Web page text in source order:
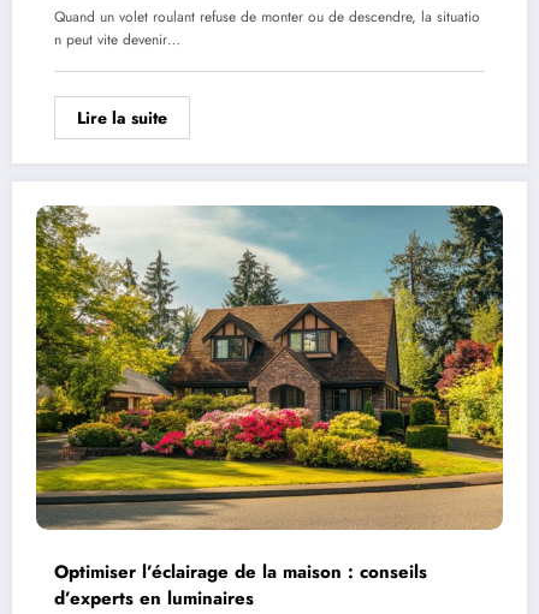
?
Quand un volet roulant refuse de monter ou de descendre, la situatio
n peut vite devenir…
Lire la suite
Optimiser l’éclairage de la maison : conseils
d’experts en luminaires